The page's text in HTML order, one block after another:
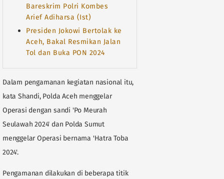
Bareskrim Polri Kombes
Arief Adiharsa (Ist)
Presiden Jokowi Bertolak ke
Aceh, Bakal Resmikan Jalan
Tol dan Buka PON 2024
Dalam pengamanan kegiatan nasional itu,
kata Shandi, Polda Aceh menggelar
Operasi dengan sandi 'Po Meurah
Seulawah 2024' dan Polda Sumut
menggelar Operasi bernama 'Hatra Toba
2024'.
Pengamanan dilakukan di beberapa titik